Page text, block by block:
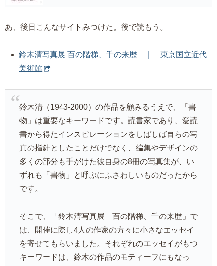
あ、後日こんなサイトみつけた。後で読もう。
鈴木清写真展 百の階梯、千の来歴 ｜ 東京国立近代
美術館
鈴木清（1943-2000）の作品を顧みるうえで、「書
物」は重要なキーワードです。読書家であり、愛読
書から得たインスピレーションをしばしば自らの写
真の指針としたことだけでなく、編集やデザインの
多くの部分も手がけた彼自身の8冊の写真集が、い
ずれも「書物」と呼ぶにふさわしいものだったから
です。
そこで、「鈴木清写真展 百の階梯、千の来歴」で
は、開催に際し4人の作家の方々に小さなエッセイ
を寄せてもらいました。それぞれのエッセイがもつ
キーワードは、鈴木の作品のモティーフにもなっ